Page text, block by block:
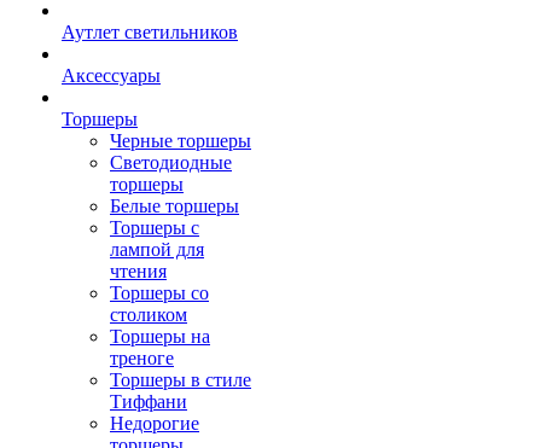
Аутлет светильников
Аксессуары
Торшеры
Черные торшеры
Светодиодные
торшеры
Белые торшеры
Торшеры с
лампой для
чтения
Торшеры со
столиком
Торшеры на
треноге
Торшеры в стиле
Тиффани
Недорогие